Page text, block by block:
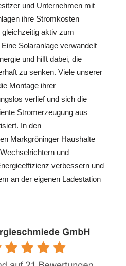
und Unternehmen mit
ihre Stromkosten
aktiv zum
Solaranlage verwandelt
und hilft dabei, die
zu senken. Viele unserer
Montage ihrer
verlief und sich die
Stromerzeugung aus
In den
Markgröninger Haushalte
und
verbessern und
an der eigenen Ladestation